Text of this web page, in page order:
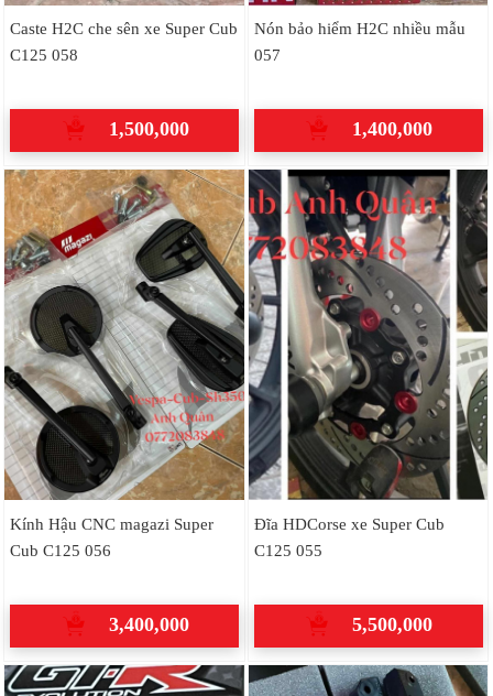
Caste H2C che sên xe Super Cub
C125 058
1,500,000
Nón bảo hiểm H2C nhiều mẫu
057
1,400,000
Kính Hậu CNC magazi Super
Cub C125 056
3,400,000
Đĩa HDCorse xe Super Cub
C125 055
5,500,000